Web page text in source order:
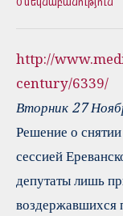
http://
century/6339/
Вторник 27
Решение о
сессией
депутаты лишь
воздержавшихся